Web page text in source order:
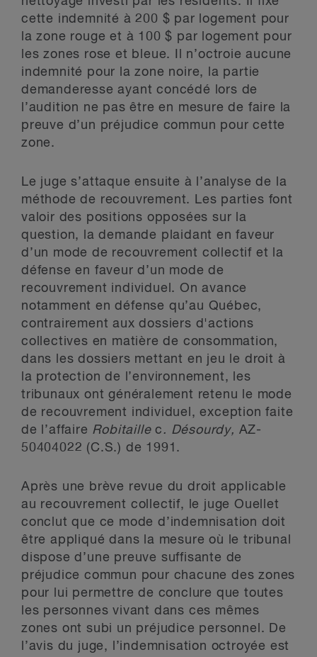
cette indemnité à 200 $ par logement pour
la zone rouge et à 100 $ par logement pour
les zones rose et bleue. Il n’octroie aucune
indemnité pour la zone noire, la partie
demanderesse ayant concédé lors de
l’audition ne pas être en mesure de faire la
preuve d’un préjudice commun pour cette
zone.
Le juge s’attaque ensuite à l’analyse de la
méthode de recouvrement. Les parties font
valoir des positions opposées sur la
question, la demande plaidant en faveur
d’un mode de recouvrement collectif et la
défense en faveur d’un mode de
recouvrement individuel. On avance
notamment en défense qu’au Québec,
contrairement aux dossiers d'actions
collectives en matière de consommation,
dans les dossiers mettant en jeu le droit à
la protection de l’environnement, les
tribunaux ont généralement retenu le mode
de recouvrement individuel, exception faite
de l’affaire Robitaillec. Désourdy, AZ-
50404022 (C.S.) de 1991.
Après une brève revue du droit applicable
au recouvrement collectif, le juge Ouellet
conclut que ce mode d’indemnisation doit
être appliqué dans la mesure où le tribunal
dispose d’une preuve suffisante de
préjudice commun pour chacune des zones
pour lui permettre de conclure que toutes
les personnes vivant dans ces mêmes
zones ont subi un préjudice personnel. De
l’avis du juge, l’indemnisation octroyée est